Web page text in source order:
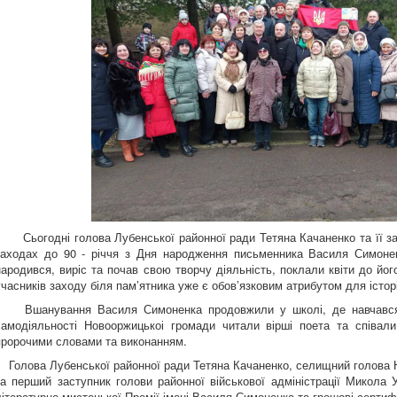
голова Лубенської районної ради Тетяна Качаненко та її
до 90 - річчя з Дня народження письменника Василя
виріс та почав свою творчу діяльність, поклали квіти до
заходу біля памʼятника уже є обовʼязковим атрибутом для
Василя Симоненка продовжили у школі, де навчався
Новооржицькоі громади читали вірші поета та
словами та виконанням.
Лубенської районної ради Тетяна Качаненко, селищний голова
перший заступник голови районної військової адміністрації